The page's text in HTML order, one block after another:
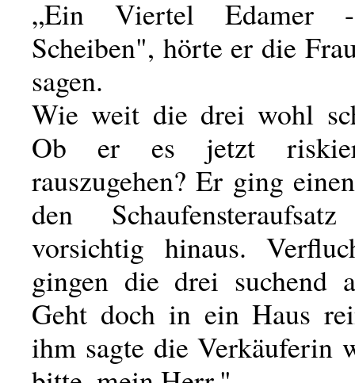
„Ein Viertel
Scheiben", hörte er die
sagen.
Wie weit die drei wohl
Ob er es jetzt
rauszugehen? Er ging
den
vorsichtig hinaus.
gingen die drei suchend
Geht doch in ein Haus
ihm sagte die Verkäuferin